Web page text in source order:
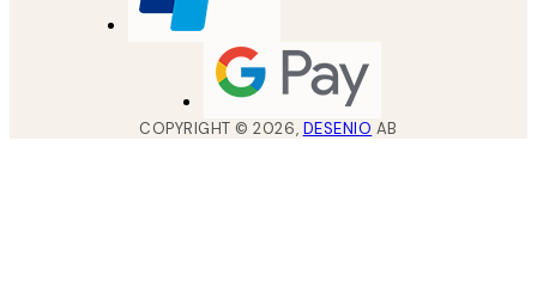
COPYRIGHT ©2026, DESENIO AB